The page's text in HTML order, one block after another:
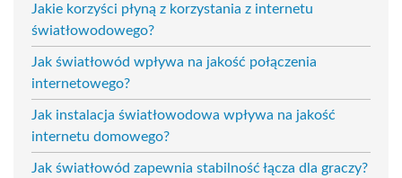
Jakie korzyści płyną z korzystania z internetu
światłowodowego?
Jak światłowód wpływa na jakość połączenia
internetowego?
Jak instalacja światłowodowa wpływa na jakość
internetu domowego?
Jak światłowód zapewnia stabilność łącza dla graczy?